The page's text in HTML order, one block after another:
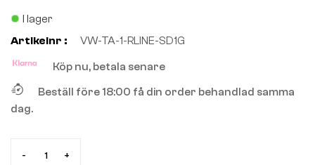
I lager
Artikelnr :
VW-TA-1-RLINE-SD1G
Köp nu, betala senare
Beställ före 18:00 få din order behandlad samma
dag.
- +